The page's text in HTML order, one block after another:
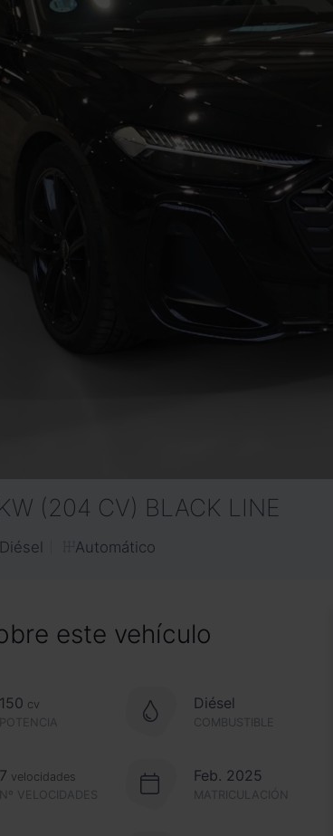
(204 CV) BLACK LINE
Diésel Automático
este vehículo
150 cv
POTENCIA
Diésel
COMBUSTIBLE
Nº VELOCIDADES
7 velocidades Feb. 2025
MATRICULACIÓN